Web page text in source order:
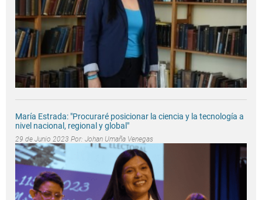
María Estrada: "Procuraré posicionar la ciencia y la tecnología a
nivel nacional, regional y global"
29 de Junio 2023 Por: Johan Umaña Venegas